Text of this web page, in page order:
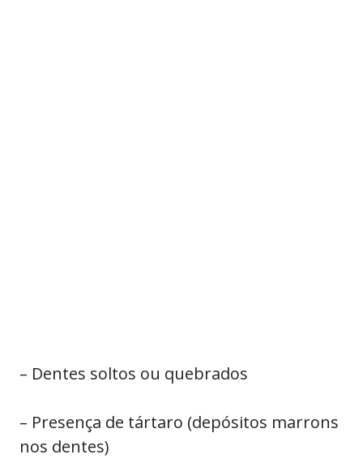
– Dentes soltos ou quebrados
– Presença de tártaro (depósitos marrons
nos dentes)